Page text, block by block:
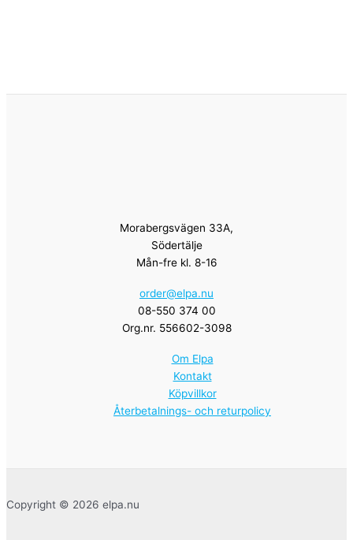
Morabergsvägen 33A,
Södertälje
Mån-fre kl. 8-16
order@elpa.nu
08-550 374 00
Org.nr. 556602-3098
Om Elpa
Kontakt
Köpvillkor
Återbetalnings- och returpolicy
Copyright © 2026 elpa.nu